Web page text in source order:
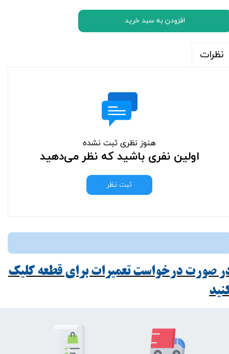
افزودن به سبد خرید
نظرات
هنوز نظری ثبت نشده
اولین نفری باشید که نظر می‌دهید
ثبت نظر
صورت درخواست تعمیرات برای قطعه کلیک